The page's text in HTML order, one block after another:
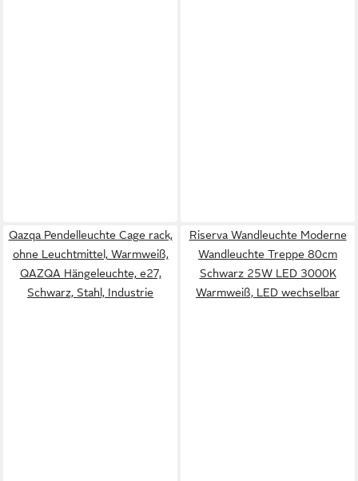
Qazqa Pendelleuchte Cage rack,
ohne Leuchtmittel, Warmweiß,
QAZQA Hängeleuchte, e27,
Schwarz, Stahl, Industrie
Riserva Wandleuchte Moderne
Wandleuchte Treppe 80cm
Schwarz 25W LED 3000K
Warmweiß, LED wechselbar